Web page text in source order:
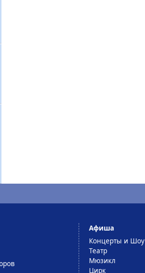
Афиша
Концерты и Шоу
Театр
Мюзикл
Цирк